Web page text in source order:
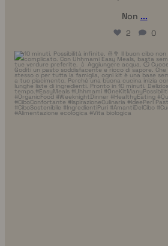
Non ...
2 0
uhhmami.cibo
Ago 4